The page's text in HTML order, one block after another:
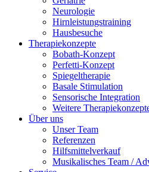
Neurologie
Hirnleistungstraining
Hausbesuche
Therapiekonzepte
Bobath-Konzept
Perfetti-Konzept
Spiegeltherapie
Basale Stimulation
Sensorische Integration
Weitere
Über uns
Unser Team
Referenzen
Hilfsmittelverkauf
Musikalisches Team /